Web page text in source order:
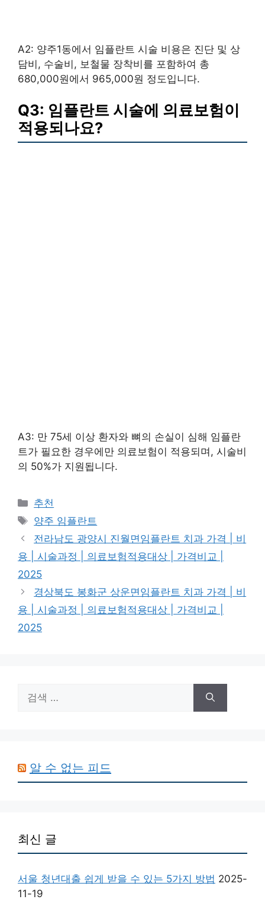
A2: 양주1동에서 임플란트 시술 비용은 진단 및 상
담비, 수술비, 보철물 장착비를 포함하여 총
680,000원에서 965,000원 정도입니다.
Q3: 임플란트 시술에 의료보험이
적용되나요?
A3: 만 75세 이상 환자와 뼈의 손실이 심해 임플란
트가 필요한 경우에만 의료보험이 적용되며, 시술비
의 50%가 지원됩니다.
카
테
리
추천
태
그
양주 임플란트
전라남도 광양시 진월면임플란트 치과 가격 | 비
용 | 시술과정 | 의료보험적용대상 | 가격비교 |
2025
경상북도 봉화군 상운면임플란트 치과 가격 | 비
용 | 시술과정 | 의료보험적용대상 | 가격비교 |
2025
색:
알 수 없는 피드
최신 글
서울 청년대출 쉽게 받을 수 있는 5가지 방법 2025-
11-19